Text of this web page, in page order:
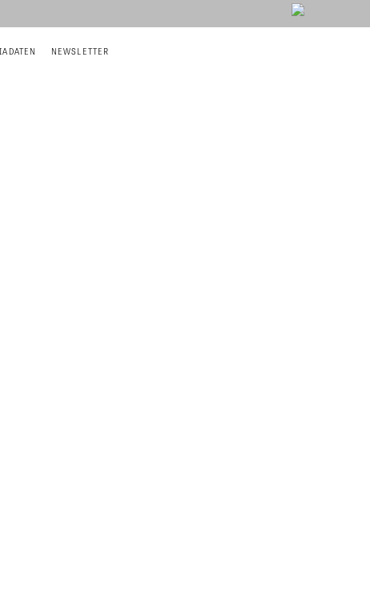
NEWSLETTER